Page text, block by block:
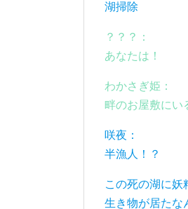
湖掃除
？？？：
あなたは！
わかさぎ姫：
畔のお屋敷に
咲夜：
半漁人！？
この死の湖に妖
生き物が居た